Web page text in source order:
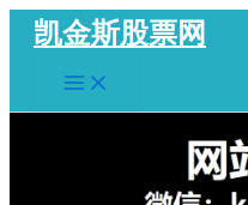
容
凯金斯股票网
Main
Menu